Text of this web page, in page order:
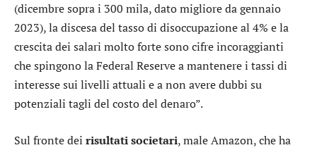
(dicembre sopra i 300 mila, dato migliore da gennaio
2023), la discesa del tasso di disoccupazione al 4% e la
crescita dei salari molto forte sono cifre incoraggianti
che spingono la Federal Reserve a mantenere i tassi di
interesse sui livelli attuali e a non avere dubbi su
potenziali tagli del costo del denaro”.
Sul fronte dei risultati societari, maleAmazon, che ha